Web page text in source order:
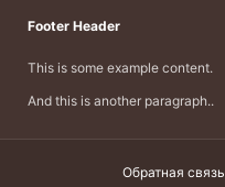
Footer Header
This is some example content.
And this is another paragraph..
Обратная связь